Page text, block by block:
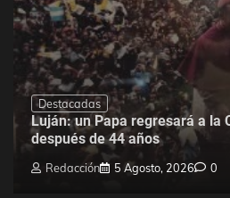
Destacadas
Luján: un Papa regresará a la
después de 44 años
Redacción 5 Agosto, 2026 0